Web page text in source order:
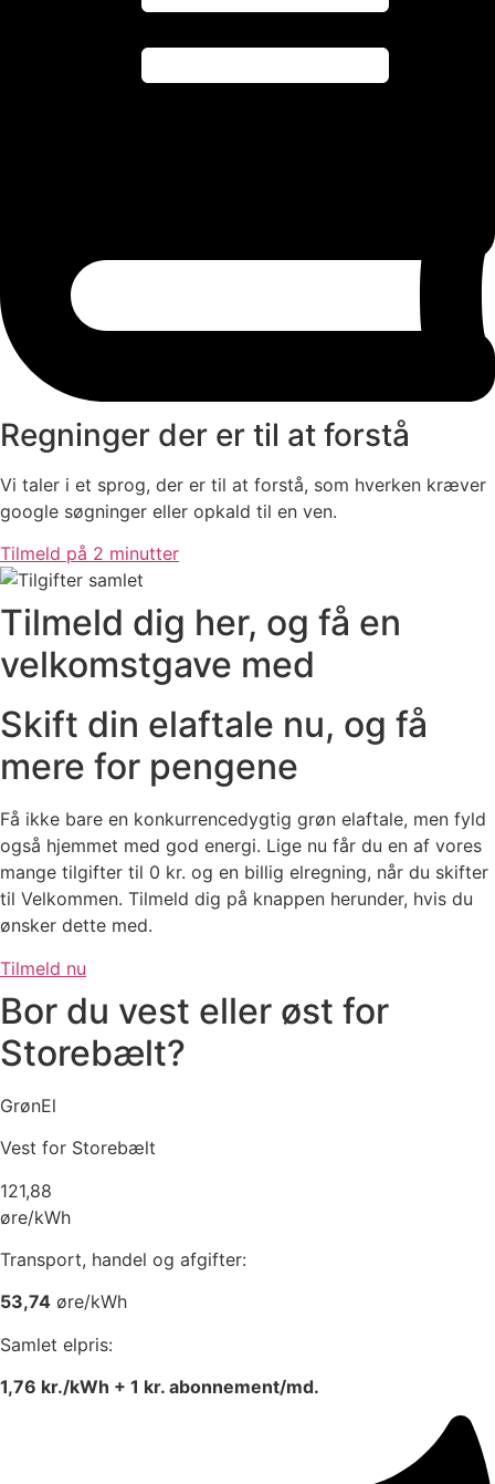
Regninger der er til at forstå
Vi taler i et sprog, der er til at forstå, som hverken kræver
google søgninger eller opkald til en ven.
Tilmeld på 2 minutter
Tilmeld dig her, og få en
velkomstgave med
Skift din elaftale nu, og få
mere for pengene
Få ikke bare en konkurrencedygtig grøn elaftale, men fyld
også hjemmet med god energi. Lige nu får du en af vores
mange tilgifter til 0 kr. og en billig elregning, når du skifter
til Velkommen. Tilmeld dig på knappen herunder, hvis du
ønsker dette med.
Tilmeld nu
Bor du vest eller øst for
Storebælt?
GrønEl
Vest for Storebælt
121,88
øre/kWh
Transport, handel og afgifter:
53,74 øre/kWh
Samlet elpris:
1,76 kr./kWh + 1 kr. abonnement/md.